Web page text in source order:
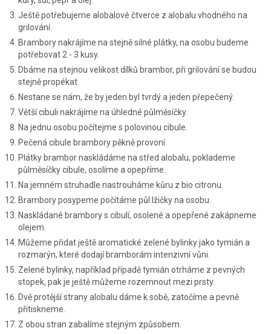
Ještě potřebujeme alobalové čtverce z alobalu vhodného na
grilování.
Brambory nakrájíme na stejně silné plátky, na osobu budeme
potřebovat 2 - 3 kusy.
Dbáme na stejnou velikost dílků brambor, při grilování se budou
stejně propékat.
Nestane se nám, že by jeden byl tvrdý a jeden přepečený.
Větší cibuli nakrájíme na úhledné půlměsíčky.
Na jednu osobu počítejme s polovinou cibule.
Pečená cibule brambory pěkně provoní.
Plátky brambor naskládáme na střed alobalu, poklademe
půlměsíčky cibule, osolíme a opepříme.
Na jemném struhadle nastrouháme kůru z bio citronu.
Brambory posypeme počítáme půl lžičky na osobu.
Naskládané brambory s cibulí, osolené a opepřené zakápneme
olejem.
Můžeme přidat ještě aromatické zelené bylinky jako tymián a
rozmarýn, které dodají bramborám intenzivní vůni.
Zelené bylinky, například případě tymián otrháme z pevných
stopek, pak je ještě můžeme rozemnout mezi prsty.
Dvě protější strany alobalu dáme k sobě, zatočíme a pevně
přitiskneme.
Z obou stran zabalíme stejným způsobem.